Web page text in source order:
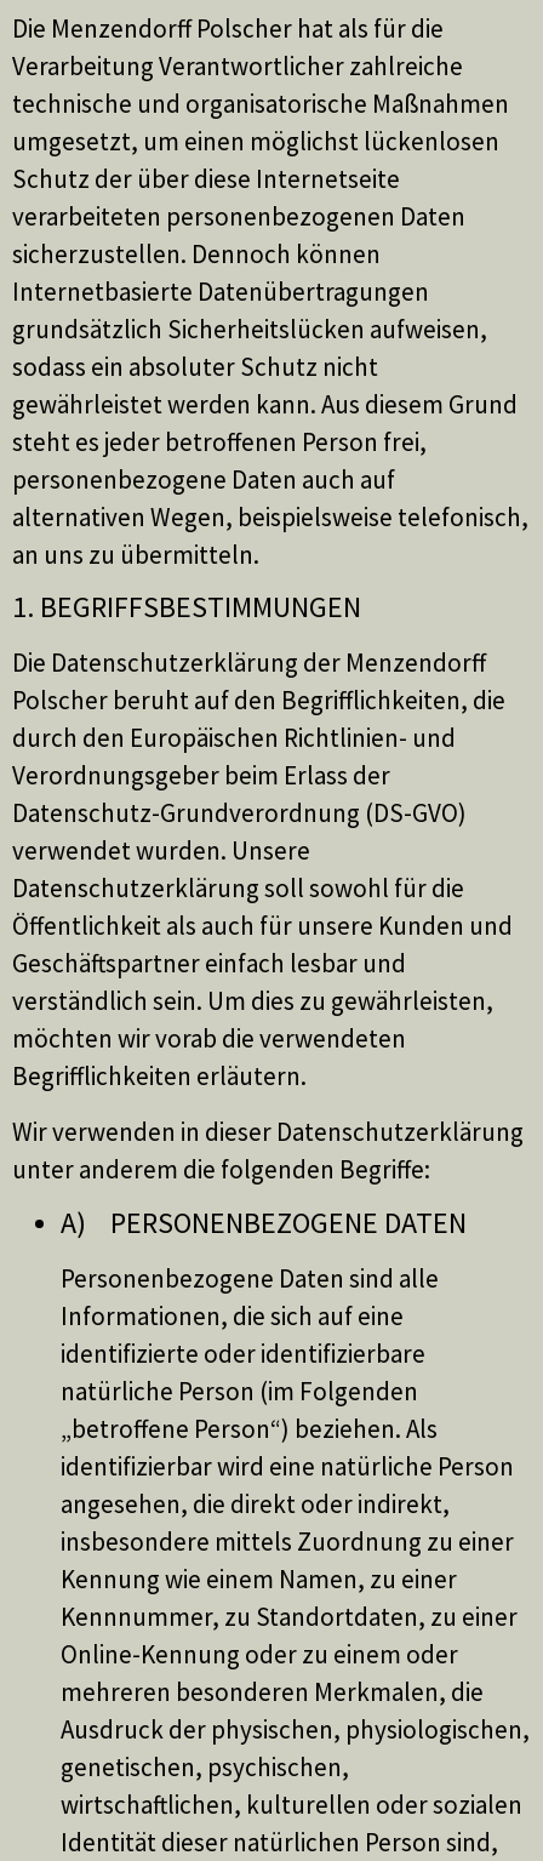
Die Menzendorff Polscher hat als für die
Verarbeitung Verantwortlicher zahlreiche
technische und organisatorische Maßnahmen
umgesetzt, um einen möglichst lückenlosen
Schutz der über diese Internetseite
verarbeiteten personenbezogenen Daten
sicherzustellen. Dennoch können
Internetbasierte Datenübertragungen
grundsätzlich Sicherheitslücken aufweisen,
sodass ein absoluter Schutz nicht
gewährleistet werden kann. Aus diesem Grund
steht es jeder betroffenen Person frei,
personenbezogene Daten auch auf
alternativen Wegen, beispielsweise telefonisch,
an uns zu übermitteln.
1. BEGRIFFSBESTIMMUNGEN
Die Datenschutzerklärung der Menzendorff
Polscher beruht auf den Begrifflichkeiten, die
durch den Europäischen Richtlinien- und
Verordnungsgeber beim Erlass der
Datenschutz-Grundverordnung (DS-GVO)
verwendet wurden. Unsere
Datenschutzerklärung soll sowohl für die
Öffentlichkeit als auch für unsere Kunden und
Geschäftspartner einfach lesbar und
verständlich sein. Um dies zu gewährleisten,
möchten wir vorab die verwendeten
Begrifflichkeiten erläutern.
Wir verwenden in dieser Datenschutzerklärung
unter anderem die folgenden Begriffe:
A) PERSONENBEZOGENE DATEN
Personenbezogene Daten sind alle
Informationen, die sich auf eine
identifizierte oder identifizierbare
natürliche Person (im Folgenden
„betroffene Person“) beziehen. Als
identifizierbar wird eine natürliche Person
angesehen, die direkt oder indirekt,
insbesondere mittels Zuordnung zu einer
Kennung wie einem Namen, zu einer
Kennnummer, zu Standortdaten, zu einer
Online-Kennung oder zu einem oder
mehreren besonderen Merkmalen, die
Ausdruck der physischen, physiologischen,
genetischen, psychischen,
wirtschaftlichen, kulturellen oder sozialen
Identität dieser natürlichen Person sind,